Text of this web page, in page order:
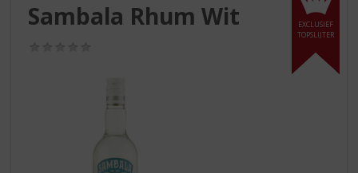
EXCLUSIEF
TOPSLIJTER
Sambala Rhum Wit